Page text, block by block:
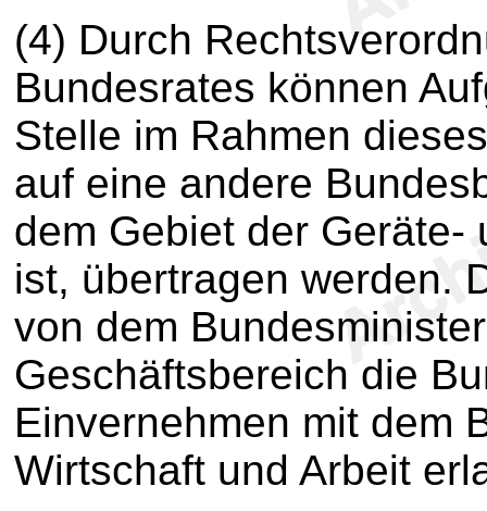
(4) Durch
Bundesrates können
Stelle im Rahmen
auf eine andere
dem Gebiet der
ist, übertragen werden.
von dem
Geschäftsbereich die
Einvernehmen mit dem
Wirtschaft und Arbeit